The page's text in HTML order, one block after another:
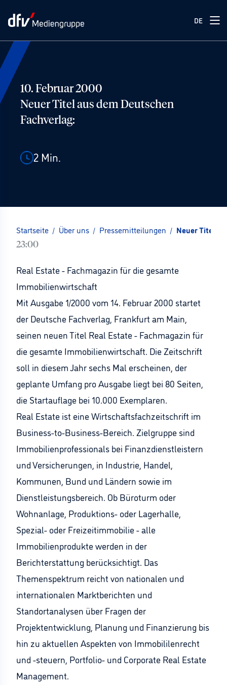
DE
10. Februar 2000
Neuer Titel aus dem Deutschen
Fachverlag:
2 Min.
Startseite / Über uns / Pressemitteilungen / Neuer Titel
23:00
Real Estate - Fachmagazin für die gesamte
Immobilienwirtschaft
Mit Ausgabe 1/2000 vom 14. Februar 2000 startet
der Deutsche Fachverlag, Frankfurt am Main,
seinen neuen Titel Real Estate - Fachmagazin für
die gesamte Immobilienwirtschaft. Die Zeitschrift
soll in diesem Jahr sechs Mal erscheinen, der
geplante Umfang pro Ausgabe liegt bei 80 Seiten,
die Startauflage bei 10.000 Exemplaren.
Real Estate ist eine Wirtschaftsfachzeitschrift im
Business-to-Business-Bereich. Zielgruppe sind
Immobilienprofessionals bei Finanzdienstleistern
und Versicherungen, in Industrie, Handel,
Kommunen, Bund und Ländern sowie im
Dienstleistungsbereich. Ob Büroturm oder
Wohnanlage, Produktions- oder Lagerhalle,
Spezial- oder Freizeitimmobilie - alle
Immobilienprodukte werden in der
Berichterstattung berücksichtigt. Das
Themenspektrum reicht von nationalen und
internationalen Marktberichten und
Standortanalysen über Fragen der
Projektentwicklung, Planung und Finanzierung bis
hin zu aktuellen Aspekten von Immobililenrecht
und -steuern, Portfolio- und Corporate Real Estate
Management.